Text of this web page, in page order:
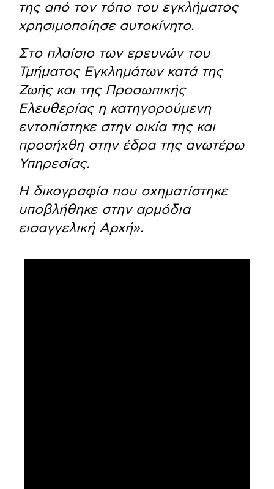
της από τον τόπο του εγκλήματος
χρησιμοποίησε αυτοκίνητο.
Στο πλαίσιο των ερευνών του
Τμήματος Εγκλημάτων κατά της
Ζωής και της Προσωπικής
Ελευθερίας η κατηγορούμενη
εντοπίστηκε στην οικία της και
προσήχθη στην έδρα της ανωτέρω
Υπηρεσίας.
Η δικογραφία που σχηματίστηκε
υποβλήθηκε στην αρμόδια
εισαγγελική Αρχή».